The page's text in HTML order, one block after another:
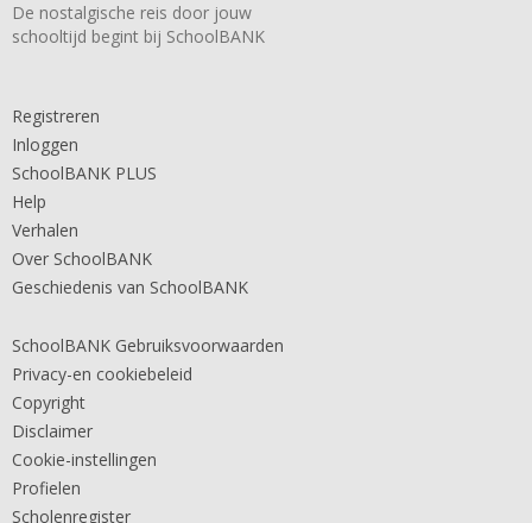
De nostalgische reis door jouw
schooltijd begint bij SchoolBANK
Registreren
Inloggen
SchoolBANK PLUS
Help
Verhalen
Over SchoolBANK
Geschiedenis van SchoolBANK
SchoolBANK Gebruiksvoorwaarden
Privacy-en cookiebeleid
Copyright
Disclaimer
Cookie-instellingen
Profielen
Scholenregister